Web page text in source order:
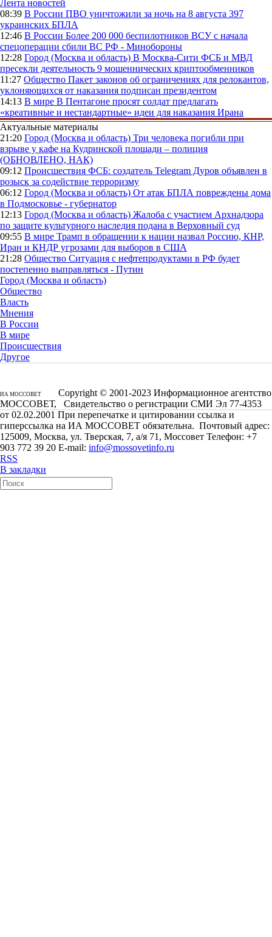
Лента новостей
08:39 В России ПВО уничтожили за ночь на 8 августа 397
украинских БПЛА
12:46 В России Более 200 000 беспилотников ВСУ с начала
спецоперации сбили ВС РФ - Минобороны
12:28 Город (Москва и область) В Москва-Сити ФСБ и МВД
пресекли деятельность 9 мошеннических криптообменников
11:27 Общество Пакет законов об ограничениях для релокантов,
уклоняющихся от наказания подписан президентом
14:13 В мире В Пентагоне просят солдат предлагать
«креативные и нестандартные» идеи для наказания Ирана
Актуальные материалы
21:20 Город (Москва и область) Три человека погибли при
взрыве у кафе на Кудринской площади – полиция
(ОБНОВЛЕНО, НАК)
09:12 Происшествия ФСБ: создатель Telegram Дуров объявлен в
розыск за содействие терроризму
06:12 Город (Москва и область) От атак БПЛА повреждены дома
в Подмосковье - губернатор
12:13 Город (Москва и область) Жалоба с участием Архнадзора
по защите культурного наследия подана в Верховный суд
09:55 В мире Трамп в обращении к нации назвал Россию, КНР,
Иран и КНДР угрозами для выборов в США
21:28 Общество Ситуация с нефтепродуктами в РФ будет
постепенно выправляться - Путин
Город (Москва и область)
Общество
Власть
Мнения
В России
В мире
Происшествия
Другое
ИА МОССОВЕТ
Copyright © 2001-2023 Информационное агентство
МОССОВЕТ, Свидетельство о регистрации СМИ Эл 77-4353
от 02.02.2001 При перепечатке и цитировании ссылка и
гиперссылка на ИА МОССОВЕТ обязательна. Почтовый адрес:
125009, Москва, ул. Тверская, 7, а/я 71, Моссовет Телефон: +7
903 772 39 20 E-mail: info@mossovetinfo.ru
RSS
В закладки